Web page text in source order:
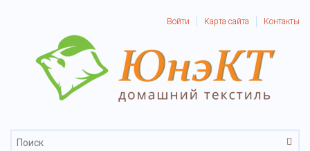
Войти Карта сайта Контакты